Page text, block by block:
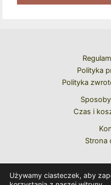
Polityka
Polityka
Czas i
Strona
Używamy ciasteczek, aby